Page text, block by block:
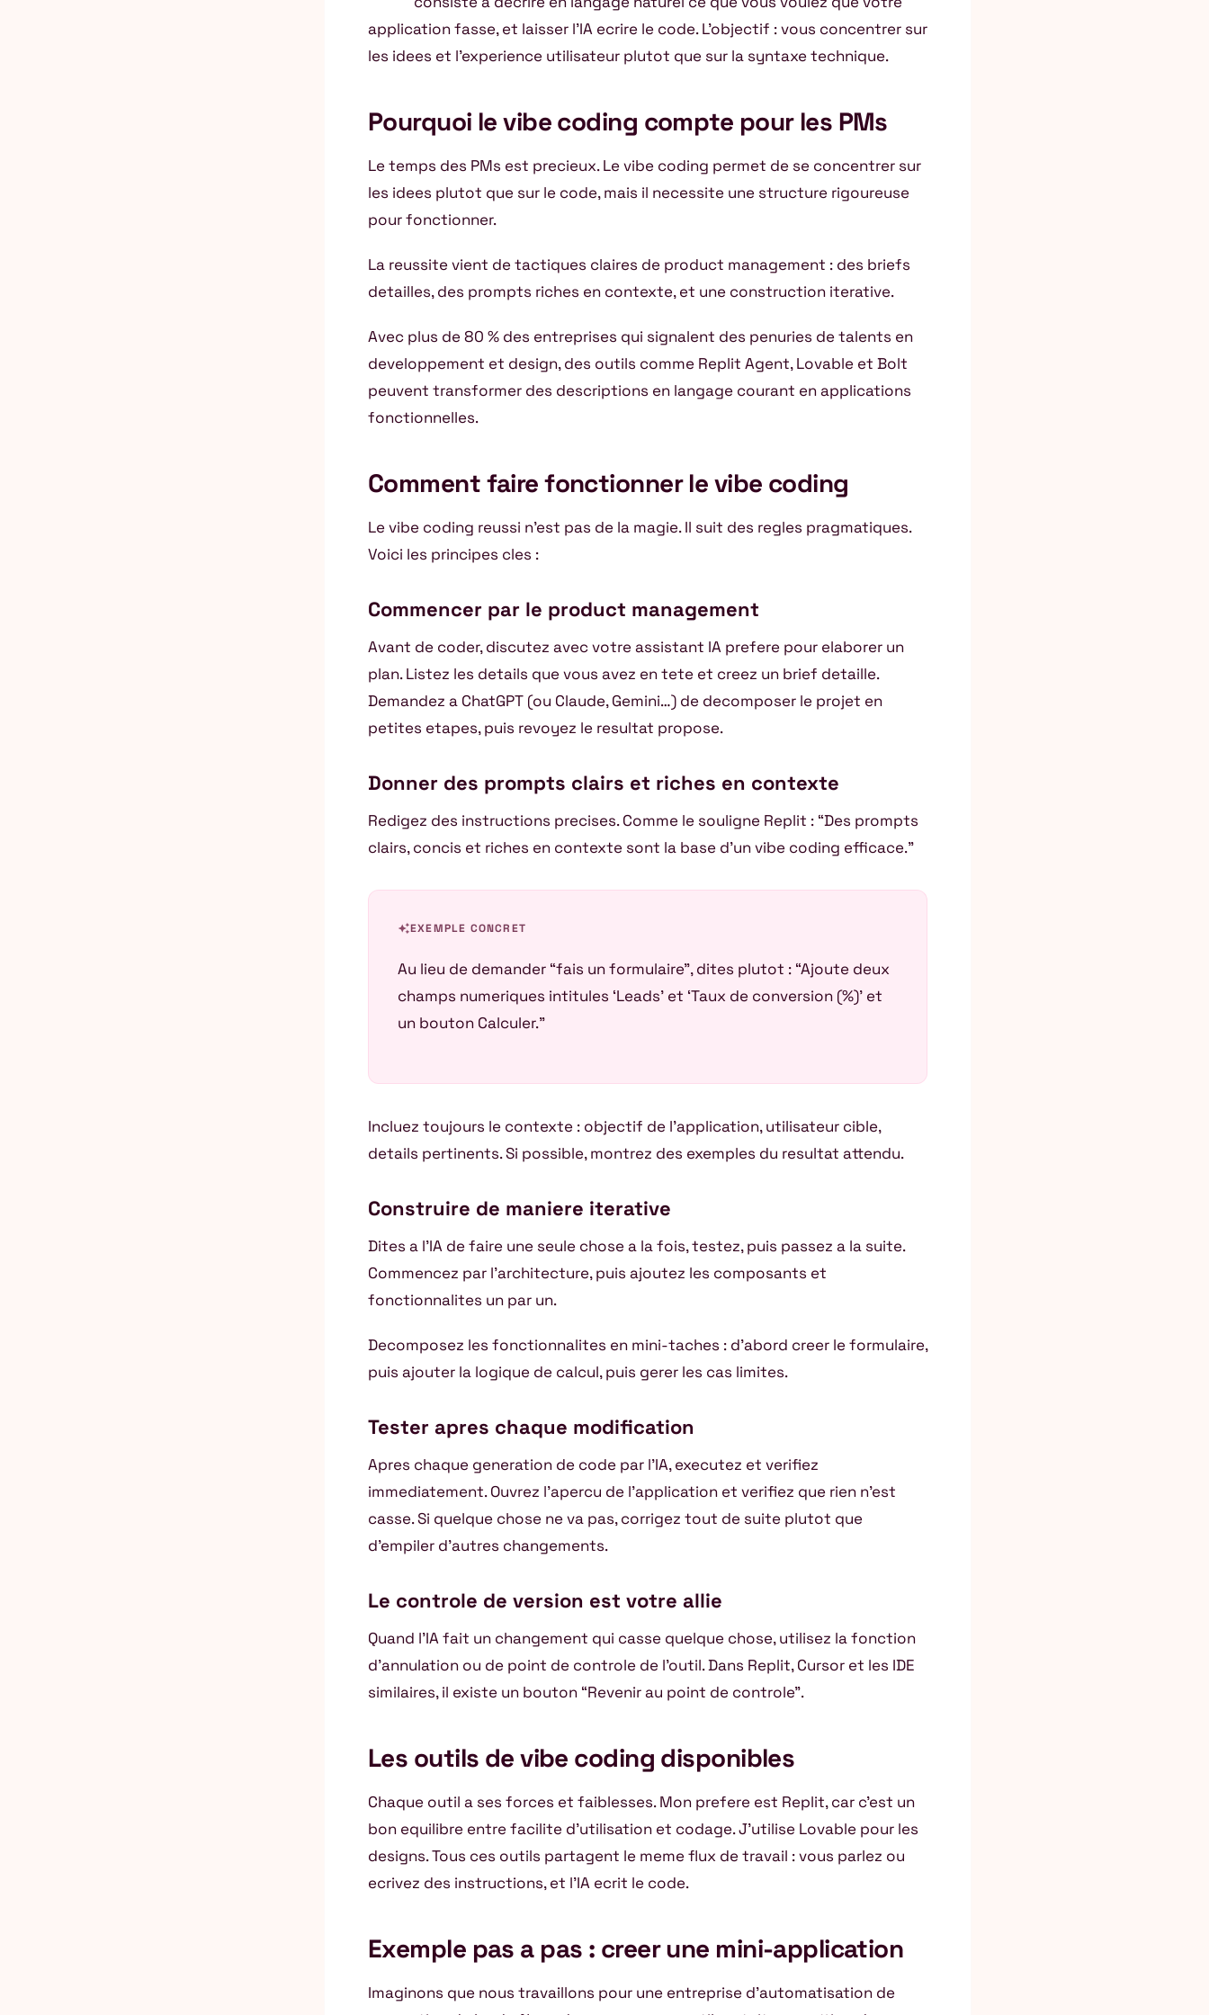
application fasse, et laisser l’IA ecrire le code. L’objectif : vous concentrer sur
les idees et l’experience utilisateur plutot que sur la syntaxe technique.
Pourquoi le vibe coding compte pour les PMs
Le temps des PMs est precieux. Le vibe coding permet de se concentrer sur
les idees plutot que sur le code, mais il necessite une structure rigoureuse
pour fonctionner.
La reussite vient de tactiques claires de product management : des briefs
detailles, des prompts riches en contexte, et une construction iterative.
Avec plus de 80 % des entreprises qui signalent des penuries de talents en
developpement et design, des outils comme Replit Agent, Lovable et Bolt
peuvent transformer des descriptions en langage courant en applications
fonctionnelles.
Comment faire fonctionner le vibe coding
Le vibe coding reussi n’est pas de la magie. Il suit des regles pragmatiques.
Voici les principes cles :
Commencer par le product management
Avant de coder, discutez avec votre assistant IA prefere pour elaborer un
plan. Listez les details que vous avez en tete et creez un brief detaille.
Demandez a ChatGPT (ou Claude, Gemini…) de decomposer le projet en
petites etapes, puis revoyez le resultat propose.
Donner des prompts clairs et riches en contexte
Redigez des instructions precises. Comme le souligne Replit : “Des prompts
clairs, concis et riches en contexte sont la base d’un vibe coding efficace.”
auto_awesomeEXEMPLE CONCRET
Au lieu de demander “fais un formulaire”, dites plutot : “Ajoute deux
champs numeriques intitules ‘Leads’ et ‘Taux de conversion (%)’ et
un bouton Calculer.”
Incluez toujours le contexte : objectif de l’application, utilisateur cible,
details pertinents. Si possible, montrez des exemples du resultat attendu.
Construire de maniere iterative
Dites a l’IA de faire une seule chose a la fois, testez, puis passez a la suite.
Commencez par l’architecture, puis ajoutez les composants et
fonctionnalites un par un.
Decomposez les fonctionnalites en mini-taches : d’abord creer le formulaire,
puis ajouter la logique de calcul, puis gerer les cas limites.
Tester apres chaque modification
Apres chaque generation de code par l’IA, executez et verifiez
immediatement. Ouvrez l’apercu de l’application et verifiez que rien n’est
casse. Si quelque chose ne va pas, corrigez tout de suite plutot que
d’empiler d’autres changements.
Le controle de version est votre allie
Quand l’IA fait un changement qui casse quelque chose, utilisez la fonction
d’annulation ou de point de controle de l’outil. Dans Replit, Cursor et les IDE
similaires, il existe un bouton “Revenir au point de controle”.
Les outils de vibe coding disponibles
Chaque outil a ses forces et faiblesses. Mon prefere est Replit, car c’est un
bon equilibre entre facilite d’utilisation et codage. J’utilise Lovable pour les
designs. Tous ces outils partagent le meme flux de travail : vous parlez ou
ecrivez des instructions, et l’IA ecrit le code.
Exemple pas a pas : creer une mini-application
Imaginons que nous travaillons pour une entreprise d’automatisation de